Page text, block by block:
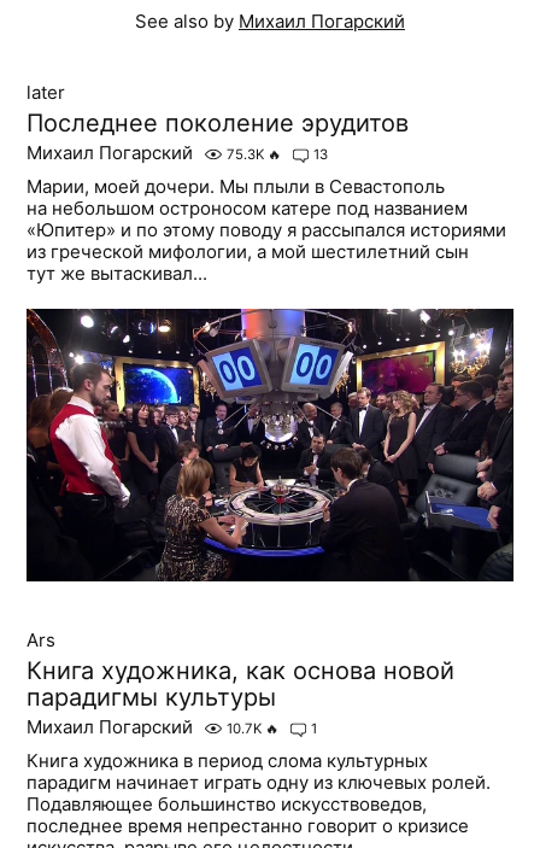
See also by Михаил Погарский
later
Последнее поколение эрудитов
Михаил Погарский 75.3K 🔥 13
Марии, моей дочери. Мы плыли в Севастополь
на небольшом остроносом катере под названием
«Юпитер» и по этому поводу я рассыпался историями
из греческой мифологии, а мой шестилетний сын
тут же вытаскивал...
Ars
Книга художника, как основа новой
парадигмы культуры
Михаил Погарский 10.7K 🔥 1
Книга художника в период слома культурных
парадигм начинает играть одну из ключевых ролей.
Подавляющее большинство искусствоведов,
последнее время непрестанно говорит о кризисе